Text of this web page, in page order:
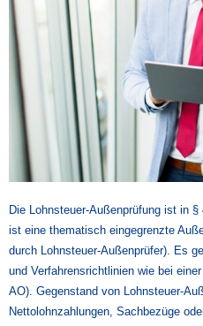
Die Lohnsteuer-Außenprüfung ist in
ist eine thematisch eingegrenzte
durch Lohnsteuer-Außenprüfer). Es
und Verfahrensrichtlinien wie bei
AO). Gegenstand von Lohnsteuer-
Nettolohnzahlungen, Sachbezüge